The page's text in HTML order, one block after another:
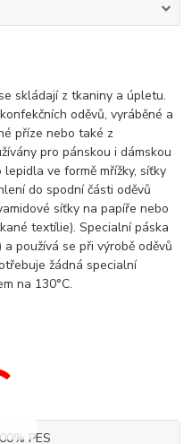
skládají z tkaniny a úpletu.
oděvů, vyráběné a
příze nebo také z
pro pánskou i dámskou
ve formě mřížky, síťky
do spodní části oděvů
síťky na papíře nebo
textílie). Specialní páska
používá se při výrobě oděvů
žádná specialní
na 130°C.
PES